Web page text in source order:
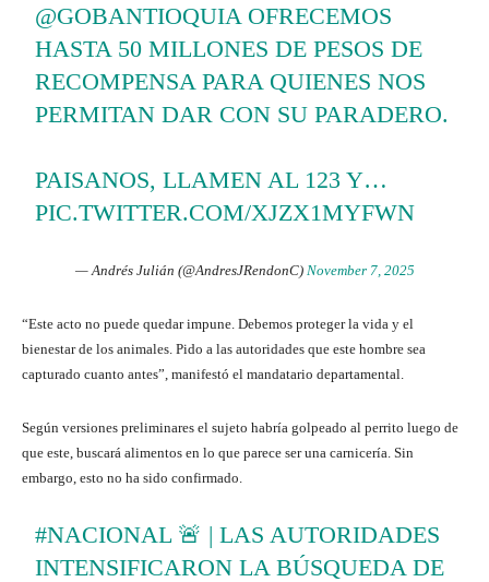
@GOBANTIOQUIA OFRECEMOS
HASTA 50 MILLONES DE PESOS DE
RECOMPENSA PARA QUIENES NOS
PERMITAN DAR CON SU PARADERO.
PAISANOS, LLAMEN AL 123 Y…
PIC.TWITTER.COM/XJZX1MYFWN
— Andrés Julián (@AndresJRendonC) November 7, 2025
“Este acto no puede quedar impune. Debemos proteger la vida y el
bienestar de los animales. Pido a las autoridades que este hombre sea
capturado cuanto antes”, manifestó el mandatario departamental.
Según versiones preliminares el sujeto habría golpeado al perrito luego de
que este, buscará alimentos en lo que parece ser una carnicería. Sin
embargo, esto no ha sido confirmado.
#NACIONAL🚨 | LAS AUTORIDADES
INTENSIFICARON LA BÚSQUEDA DE